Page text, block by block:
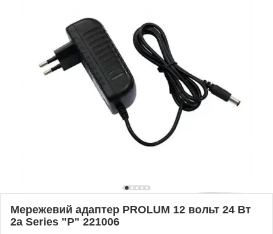
Мережевий адаптер PROLUM 12 вольт 24 Вт
2а Series "P" 221006